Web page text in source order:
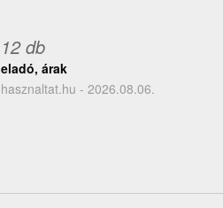
12 db
eladó, árak
hasznaltat.hu - 2026.08.06.